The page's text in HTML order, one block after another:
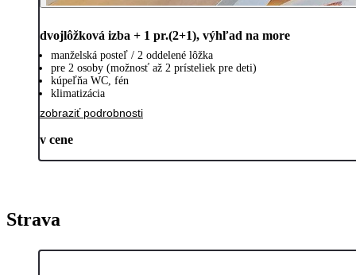
dvojlôžková izba + 1 pr.(2+1), výhľad na more
manželská posteľ / 2 oddelené lôžka
pre 2 osoby (možnosť až 2 prísteliek pre deti)
kúpeľňa WC, fén
klimatizácia
zobraziť podrobnosti
v cene
Strava